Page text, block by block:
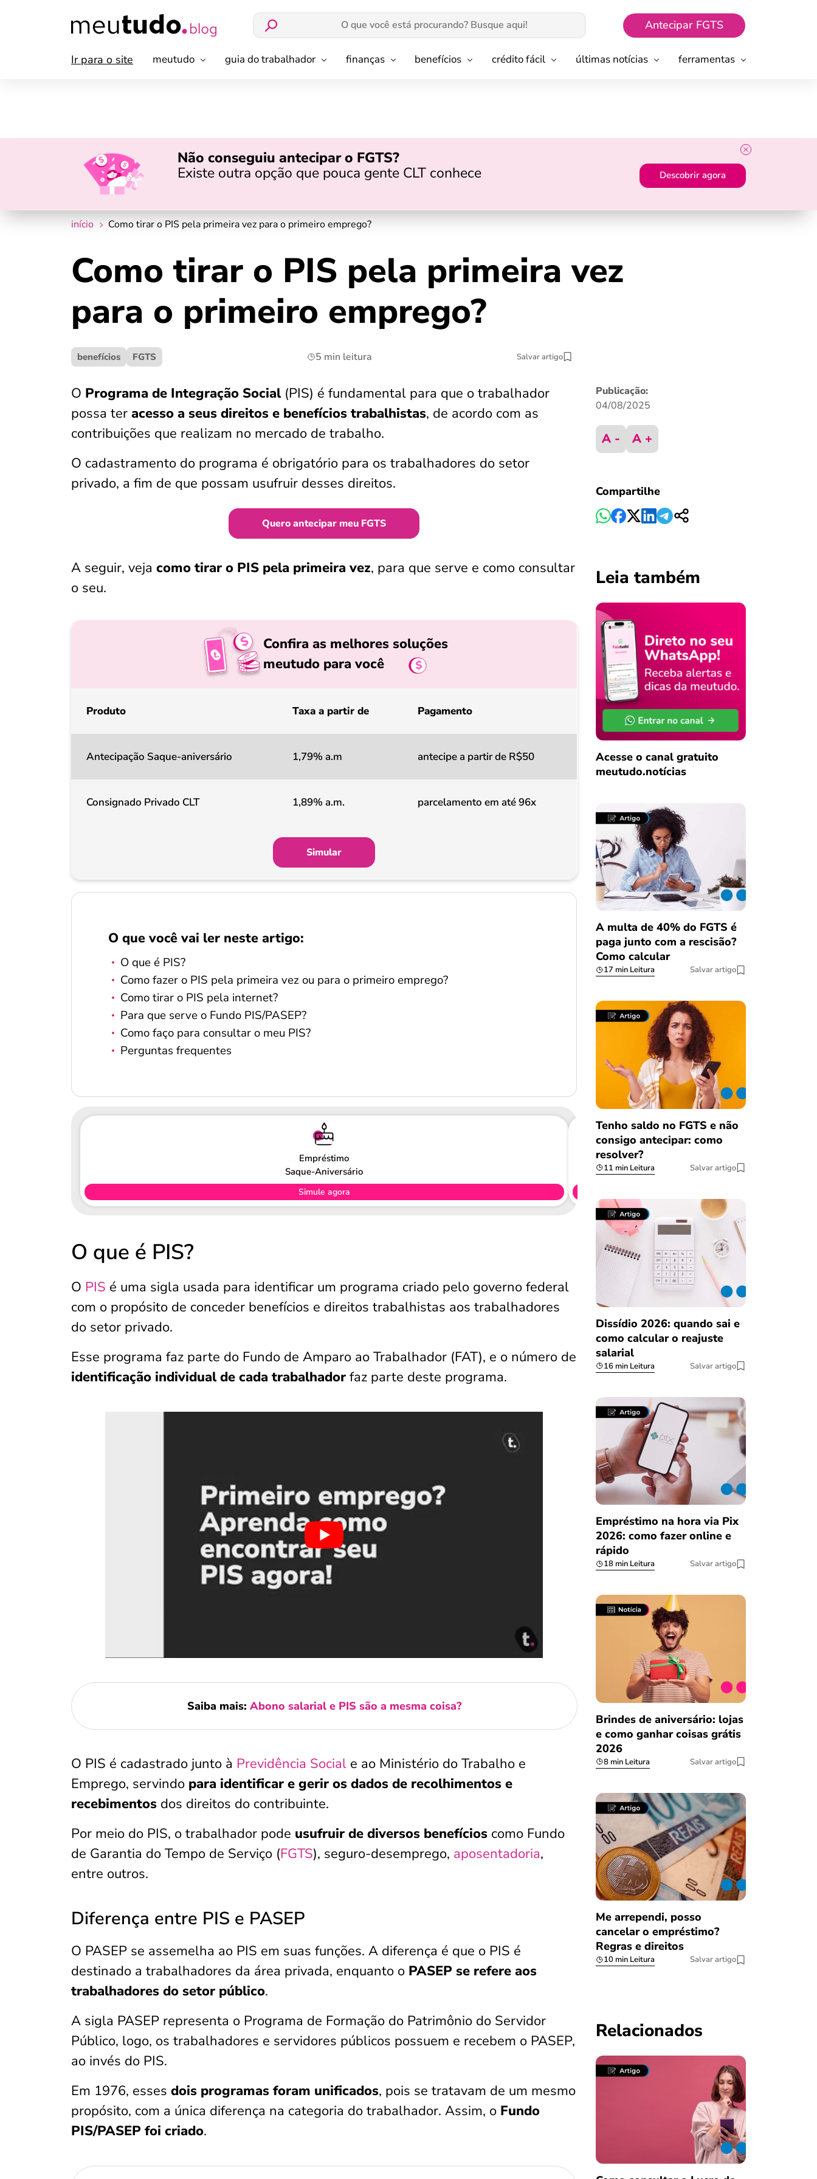
Antecipar FGTS
Ir para o site meutudo guia do trabalhador finanças benefícios crédito fácil últimas notícias ferramentas
Não conseguiu antecipar o FGTS?
Existe outra opção que pouca gente CLT conhece
Descobrir agora
início Como tirar o PIS pela primeira vez para o primeiro emprego?
Como tirar o PIS pela primeira vez
para o primeiro emprego?
benefícios FGTS 5 min leitura Salvar artigo
O Programa de Integração Social (PIS) é fundamental para que o trabalhador
possa ter acesso a seus direitos e benefícios trabalhistas, de acordo com as
contribuições que realizam no mercado de trabalho.
O cadastramento do programa é obrigatório para os trabalhadores do setor
privado, a fim de que possam usufruir desses direitos.
Quero antecipar meu FGTS
A seguir, veja como tirar o PIS pela primeira vez, para que serve e como consultar
o seu.
Confira as melhores soluções
meutudo para você
Produto Taxa a partir de Pagamento
Antecipação Saque-aniversário 1,79% a.m antecipe a partir de R$50
Consignado Privado CLT 1,89% a.m. parcelamento em até 96x
Simular
O que você vai ler neste artigo:
O que é PIS?
Como fazer o PIS pela primeira vez ou para o primeiro emprego?
Como tirar o PIS pela internet?
Para que serve o Fundo PIS/PASEP?
Como faço para consultar o meu PIS?
Perguntas frequentes
Empréstimo
Saque-Aniversário
Simule agora
O que é PIS?
O PIS é uma sigla usada para identificar um programa criado pelo governo federal
com o propósito de conceder benefícios e direitos trabalhistas aos trabalhadores
do setor privado.
Esse programa faz parte do Fundo de Amparo ao Trabalhador (FAT), e o número de
identificação individual de cada trabalhador faz parte deste programa.
Saiba mais: Abono salarial e PIS são a mesma coisa?
O PIS é cadastrado junto à Previdência Social e ao Ministério do Trabalho e
Emprego, servindo para identificar e gerir os dados de recolhimentos e
recebimentos dos direitos do contribuinte.
Por meio do PIS, o trabalhador pode usufruir de diversos benefícios como Fundo
de Garantia do Tempo de Serviço (FGTS), seguro-desemprego, aposentadoria,
entre outros.
Diferença entre PIS e PASEP
O PASEP se assemelha ao PIS em suas funções. A diferença é que o PIS é
destinado a trabalhadores da área privada, enquanto o PASEP se refere aos
trabalhadores do setor público.
A sigla PASEP representa o Programa de Formação do Patrimônio do Servidor
Público, logo, os trabalhadores e servidores públicos possuem e recebem o PASEP,
ao invés do PIS.
Em 1976, esses dois programas foram unificados, pois se tratavam de um mesmo
propósito, com a única diferença na categoria do trabalhador. Assim, o Fundo
PIS/PASEP foi criado.
Publicação:
04/08/2025
A - A +
Compartilhe
Leia também
Acesse o canal gratuito
meutudo.notícias
A multa de 40% do FGTS é
paga junto com a rescisão?
Como calcular
17 min Leitura Salvar artigo
Tenho saldo no FGTS e não
consigo antecipar: como
resolver?
11 min Leitura Salvar artigo
Dissídio 2026: quando sai e
como calcular o reajuste
salarial
16 min Leitura Salvar artigo
Empréstimo na hora via Pix
2026: como fazer online e
rápido
18 min Leitura Salvar artigo
Brindes de aniversário: lojas
e como ganhar coisas grátis
2026
8 min Leitura Salvar artigo
Me arrependi, posso
cancelar o empréstimo?
Regras e direitos
10 min Leitura Salvar artigo
Relacionados